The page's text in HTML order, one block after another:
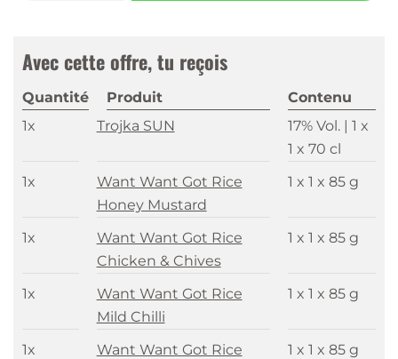
Avec cette offre, tu reçois
Quantité Produit
Contenu
1x
Trojka SUN 17% Vol. | 1 x
1 x 70 cl
1x
Want Want Got Rice
Honey Mustard
1 x 1 x 85 g
1x
Want Want Got Rice
Chicken & Chives
1 x 1 x 85 g
1x
Want Want Got Rice
Mild Chilli
1 x 1 x 85 g
1x
Want Want Got Rice
1 x 1 x 85 g